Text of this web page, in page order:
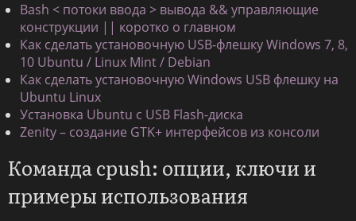
Bash < потоки ввода > вывода && управляющие
конструкции || коротко о главном
Как сделать установочную USB-флешку Windows 7, 8,
10 Ubuntu / Linux Mint / Debian
Как сделать установочную Windows USB флешку на
Ubuntu Linux
Установка Ubuntu с USB Flash-диска
Zenity – создание GTK+ интерфейсов из консоли
Команда cpush: опции, ключи и
примеры использования